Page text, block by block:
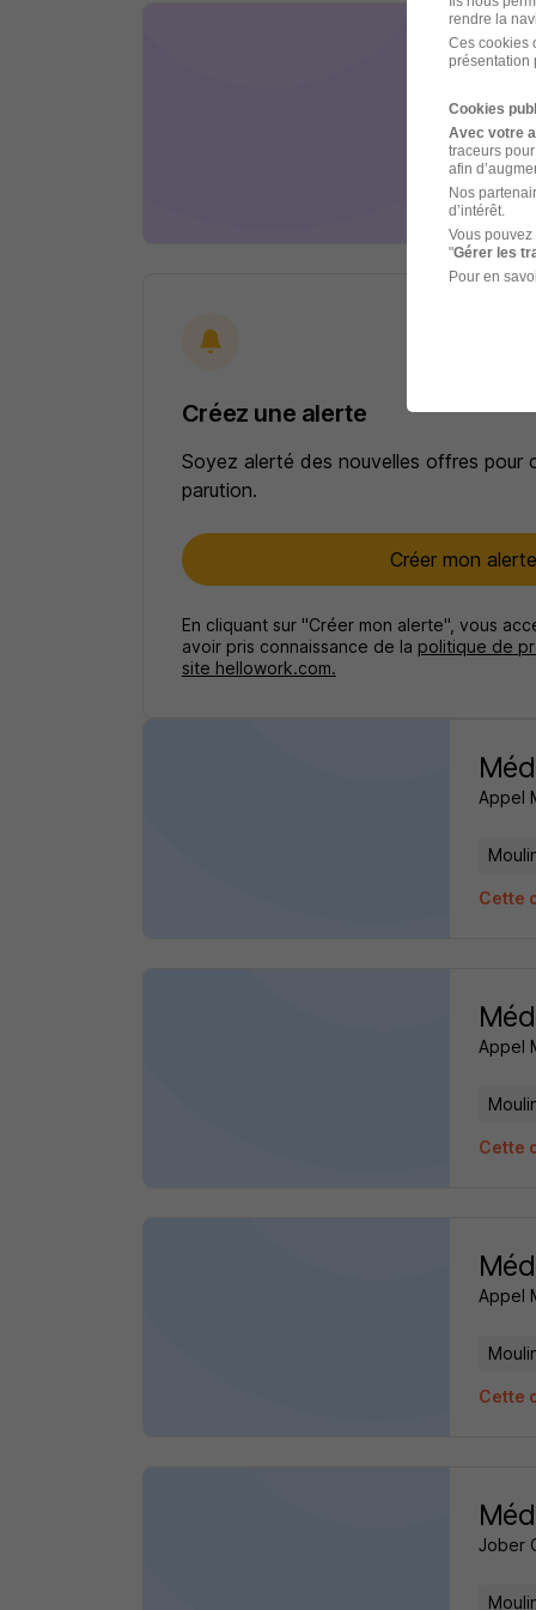
il y a
Créez une alerte
Soyez alerté des nouvelles offres pour
parution.
Créer mon alerte
En cliquant sur "Créer mon alerte", vous
avoir pris connaissance de la politique de
site hellowork.com.
Appel
Cette
Appel
Cette
Appel
Cette
Jober
rendre la
Ces cookies
présentation
Cookies
Avec votre
traceurs
afin
Nos
d’intérêt.
Vous
"Gérer les
Pour en